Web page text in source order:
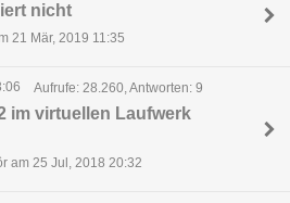
nicht
21 Mär, 2019 11:35
Aufrufe: 28.260, Antworten: 9
im virtuellen Laufwerk
am 25 Jul, 2018 20:32